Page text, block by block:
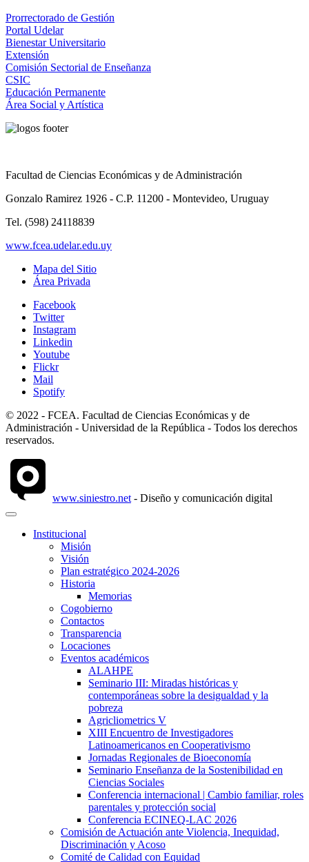
Prorrectorado de Gestión
Portal Udelar
Bienestar Universitario
Extensión
Comisión Sectorial de Enseñanza
CSIC
Educación Permanente
Área Social y Artística
Facultad de Ciencias Económicas y de Administración
Gonzalo Ramirez 1926 - C.P. 11200 - Montevideo, Uruguay
Tel. (598) 24118839
www.fcea.udelar.edu.uy
Mapa del Sitio
Área Privada
Facebook
Twitter
Instagram
Linkedin
Youtube
Flickr
Mail
Spotify
© 2022 - FCEA. Facultad de Ciencias Económicas y de
Administración - Universidad de la República - Todos los derechos
reservados.
www.siniestro.net - Diseño y comunicación digital
Institucional
Misión
Visión
Plan estratégico 2024-2026
Historia
Memorias
Cogobierno
Contactos
Transparencia
Locaciones
Eventos académicos
ALAHPE
Seminario III: Miradas históricas y
contemporáneas sobre la desigualdad y la
pobreza
Agricliometrics V
XIII Encuentro de Investigadores
Latinoamericanos en Cooperativismo
Jornadas Regionales de Bioeconomía
Seminario Enseñanza de la Sostenibilidad en
Ciencias Sociales
Conferencia internacional | Cambio familiar, roles
parentales y protección social
Conferencia ECINEQ-LAC 2026
Comisión de Actuación ante Violencia, Inequidad,
Discriminación y Acoso
Comité de Calidad con Equidad